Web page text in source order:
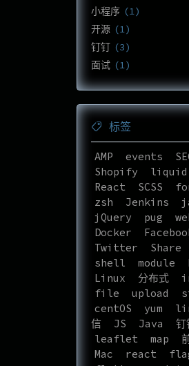
小程序
1
开源
1
钉钉
3
面试
1
标签
AMP events
Shopify
liquid
React
SCSS
zsh
Jenkins
jQuery
pug
Docker
Twitter
Share
shell
module
Linux
分布式
file
upload
centOS
yum
信
JS Java
钉
leaflet
map
Mac
react